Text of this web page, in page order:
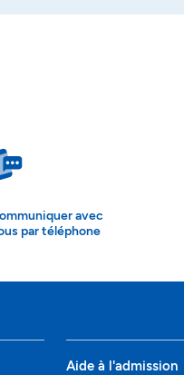
avec
par téléphone
Aide à l'admission